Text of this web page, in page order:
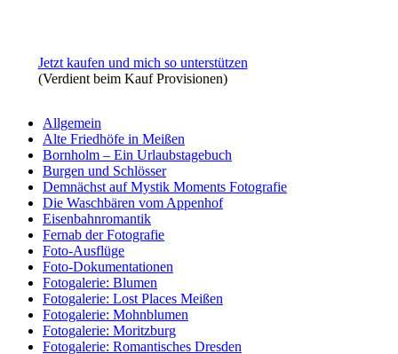
Jetzt kaufen und mich so unterstützen
(Verdient beim Kauf Provisionen)
Allgemein
Alte Friedhöfe in Meißen
Bornholm – Ein Urlaubstagebuch
Burgen und Schlösser
Demnächst auf Mystik Moments Fotografie
Die Waschbären vom Appenhof
Eisenbahnromantik
Fernab der Fotografie
Foto-Ausflüge
Foto-Dokumentationen
Fotogalerie: Blumen
Fotogalerie: Lost Places Meißen
Fotogalerie: Mohnblumen
Fotogalerie: Moritzburg
Fotogalerie: Romantisches Dresden